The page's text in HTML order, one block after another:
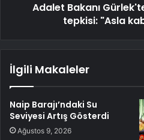
Adalet Bakanı
tepkisi: "Asla
İlgili Makaleler
Naip Barajı’ndaki Su
Seviyesi Artış Gösterdi
Ağustos 9, 2026